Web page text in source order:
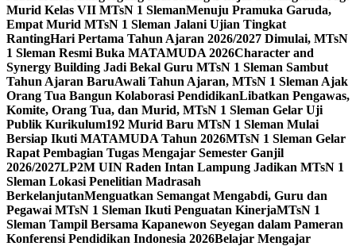
Murid Kelas VII MTsN 1 SlemanMenuju Pramuka Garuda,
Empat Murid MTsN 1 Sleman Jalani Ujian Tingkat
RantingHari Pertama Tahun Ajaran 2026/2027 Dimulai, MTsN
1 Sleman Resmi Buka MATAMUDA 2026Character and
Synergy Building Jadi Bekal Guru MTsN 1 Sleman Sambut
Tahun Ajaran BaruAwali Tahun Ajaran, MTsN 1 Sleman Ajak
Orang Tua Bangun Kolaborasi PendidikanLibatkan Pengawas,
Komite, Orang Tua, dan Murid, MTsN 1 Sleman Gelar Uji
Publik Kurikulum192 Murid Baru MTsN 1 Sleman Mulai
Bersiap Ikuti MATAMUDA Tahun 2026MTsN 1 Sleman Gelar
Rapat Pembagian Tugas Mengajar Semester Ganjil
2026/2027LP2M UIN Raden Intan Lampung Jadikan MTsN 1
Sleman Lokasi Penelitian Madrasah
BerkelanjutanMenguatkan Semangat Mengabdi, Guru dan
Pegawai MTsN 1 Sleman Ikuti Penguatan KinerjaMTsN 1
Sleman Tampil Bersama Kapanewon Seyegan dalam Pameran
Konferensi Pendidikan Indonesia 2026Belajar Mengajar